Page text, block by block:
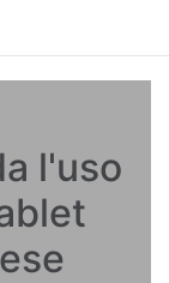
l'uso